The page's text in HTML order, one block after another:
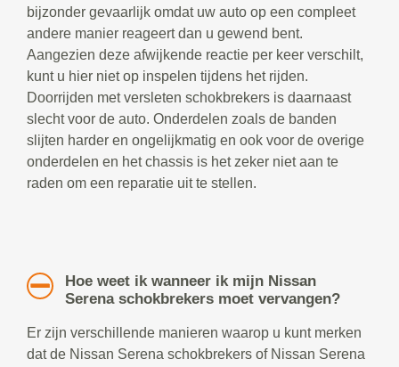
bijzonder gevaarlijk omdat uw auto op een compleet
andere manier reageert dan u gewend bent.
Aangezien deze afwijkende reactie per keer verschilt,
kunt u hier niet op inspelen tijdens het rijden.
Doorrijden met versleten schokbrekers is daarnaast
slecht voor de auto. Onderdelen zoals de banden
slijten harder en ongelijkmatig en ook voor de overige
onderdelen en het chassis is het zeker niet aan te
raden om een reparatie uit te stellen.
Hoe weet ik wanneer ik mijn Nissan
Serena schokbrekers moet vervangen?
Er zijn verschillende manieren waarop u kunt merken
dat de Nissan Serena schokbrekers of Nissan Serena